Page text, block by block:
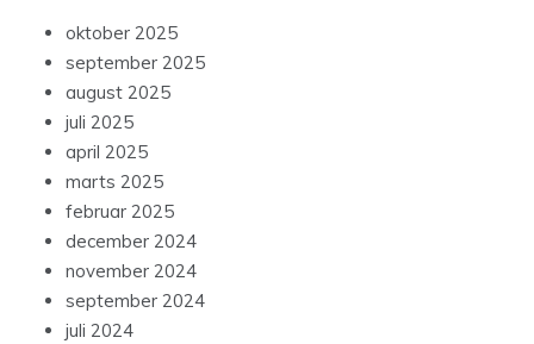
oktober 2025
september 2025
august 2025
juli 2025
april 2025
marts 2025
februar 2025
december 2024
november 2024
september 2024
juli 2024